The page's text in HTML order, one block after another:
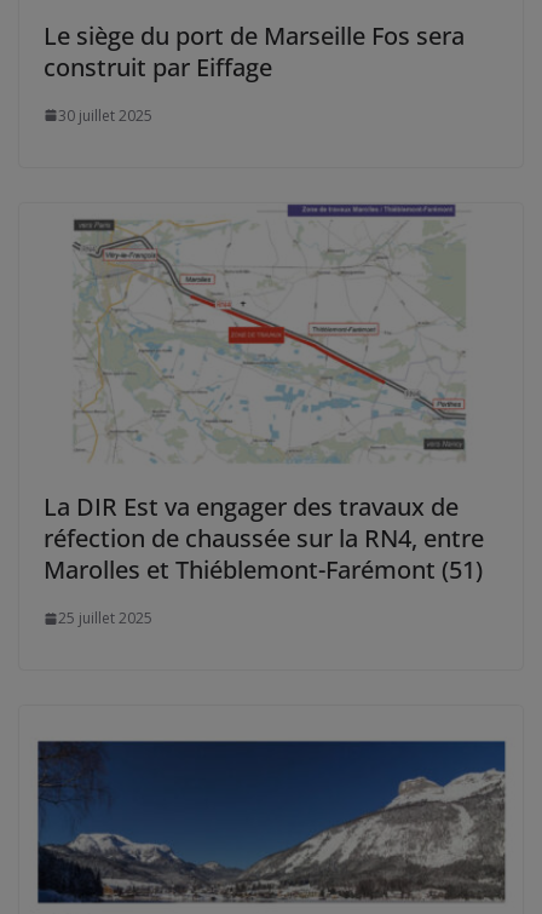
Le siège du port de Marseille Fos sera
construit par Eiffage
30 juillet 2025
La DIR Est va engager des travaux de
réfection de chaussée sur la RN4, entre
Marolles et Thiéblemont-Farémont (51)
25 juillet 2025